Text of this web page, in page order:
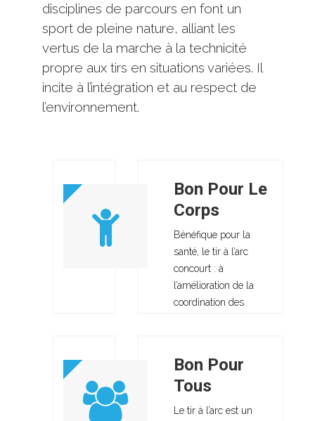
Label
" Le club a
c'est merité
disciplines de parcours en font un
sport de pleine nature, alliant les
vertus de la marche à la technicité
propre aux tirs en situations variées. Il
incite à l’intégration et au respect de
l’environnement.
Bon Pour Le
Corps
Bénéfique pour la
santé, le tir à l’arc
concourt : à
l’amélioration de la
coordination des
repères dans l’espace,
à un exercice
Bon Pour
Tous
Le tir à l’arc est un